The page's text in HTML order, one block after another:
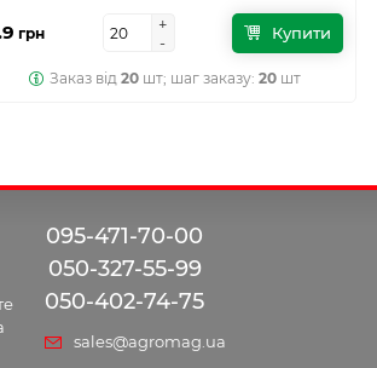
грн
+
-
+
-
Купити
Заказ від 20 шт; шаг заказу: 20 шт
095-471-70-00
050-327-55-99
050-402-74-75
sales@agromag.ua